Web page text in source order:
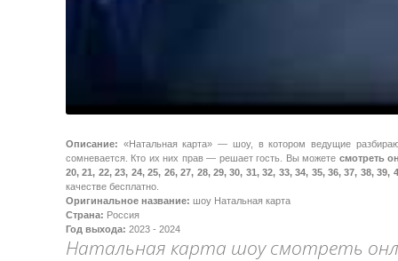
Описание: «Натальная карта» — шоу, в котором ведущие
сомневается. Кто их них прав — решает гость. Вы можете смотреть
20, 21, 22, 23, 24, 25, 26, 27, 28, 29, 30, 31, 32, 33, 34, 35, 36, 37, 38,
качестве бесплатно.
Оригинальное название: шоу Натальная карта
Страна: Россия
Год выхода: 2023 - 2024
Натальная карта шоу смотреть